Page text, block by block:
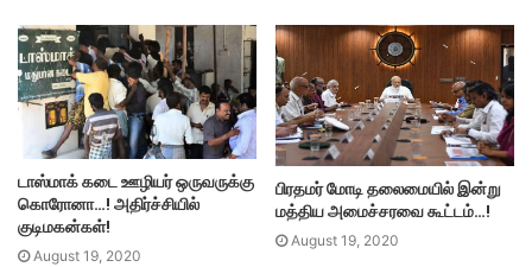
டாஸ்மாக் கடை ஊழியர் ஒருவருக்கு
கொரோனா…! அதிர்ச்சியில்
குடிமகன்கள்!
August 19, 2020
பிரதமர் மோடி தலைமையில் இன்று
மத்திய அமைச்சரவை கூட்டம்…!
August 19, 2020